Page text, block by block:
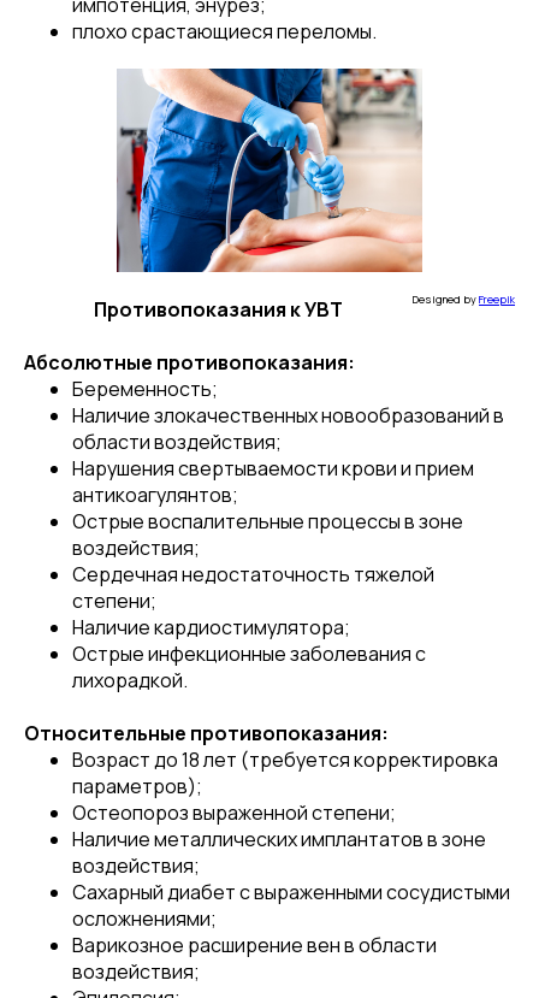
плохо срастающиеся переломы.
Designed byFreepik
Противопоказания к УBT
Абсолютные противопоказания:
Беременность;
Наличие злокачественных новообразований в
области воздействия;
Нарушения свертываемости крови и прием
антикоагулянтов;
Острые воспалительные процессы в зоне
воздействия;
Сердечная недостаточность тяжелой
степени;
Наличие кардиостимулятора;
Острые инфекционные заболевания с
лихорадкой.
Относительные противопоказания:
Возраст до 18 лет (требуется корректировка
параметров);
Остеопороз выраженной степени;
Наличие металлических имплантатов в зоне
воздействия;
Сахарный диабет с выраженными сосудистыми
осложнениями;
Варикозное расширение вен в области
воздействия;